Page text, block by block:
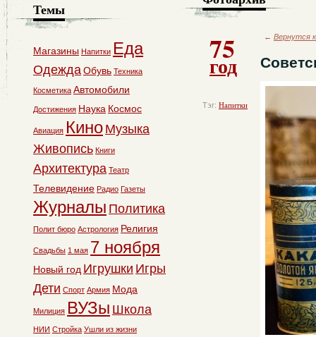
75
год
Тэг: Напитки
← Вернутся
Темы
Магазины Напитки Еда
ОдеждаОбувь Техника
Косметика Автомобили
Достижения Наука Космос
Авиация Кино Музыка
Живопись Книги
Архитектура Театр
Телевидение Радио Газеты
Журналы Политика
Полит бюро Астрология Религия
Свадьбы 1 мая 7 ноября
Новый год Игрушки Игры
Дети Спорт Армия Мода
Милиция ВУЗы Школа
НИИ Стройка Ушли из жизни